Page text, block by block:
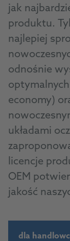
jak
produktu.
najlepiej
odnośnie
economy)
układami
licencje
OEM
jakość